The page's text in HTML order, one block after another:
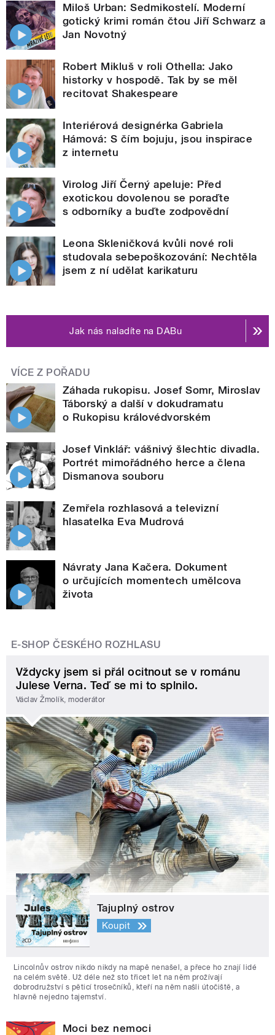
Miloš Urban: Sedmikostelí. Moderní
gotický krimi román čtou Jiří Schwarz a
Jan Novotný
Robert Mikluš v roli Othella: Jako
historky v hospodě. Tak by se měl
recitovat Shakespeare
Interiérová designérka Gabriela
Hámová: S čím bojuju, jsou inspirace
z internetu
Virolog Jiří Černý apeluje: Před
exotickou dovolenou se poraďte
s odborníky a buďte zodpovědní
Leona Skleničková kvůli nové roli
studovala sebepoškozování: Nechtěla
jsem z ní udělat karikaturu
Jak nás naladíte na DABu
VÍCE Z POŘADU
Záhada rukopisu. Josef Somr, Miroslav
Táborský a další v dokudramatu
o Rukopisu královédvorském
Josef Vinklář: vášnivý šlechtic divadla.
Portrét mimořádného herce a člena
Dismanova souboru
Zemřela rozhlasová a televizní
hlasatelka Eva Mudrová
Návraty Jana Kačera. Dokument
o určujících momentech umělcova
života
E-SHOP ČESKÉHO ROZHLASU
Vždycky jsem si přál ocitnout se v románu
Julese Verna. Teď se mi to splnilo.
Václav Žmolík, moderátor
Tajuplný ostrov
Koupit
Lincolnův ostrov nikdo nikdy na mapě nenašel, a přece ho znají lidé
na celém světě. Už déle než sto třicet let na něm prožívají
dobrodružství s pěticí trosečníků, kteří na něm našli útočiště, a
hlavně nejedno tajemství.
Moci bez nemoci